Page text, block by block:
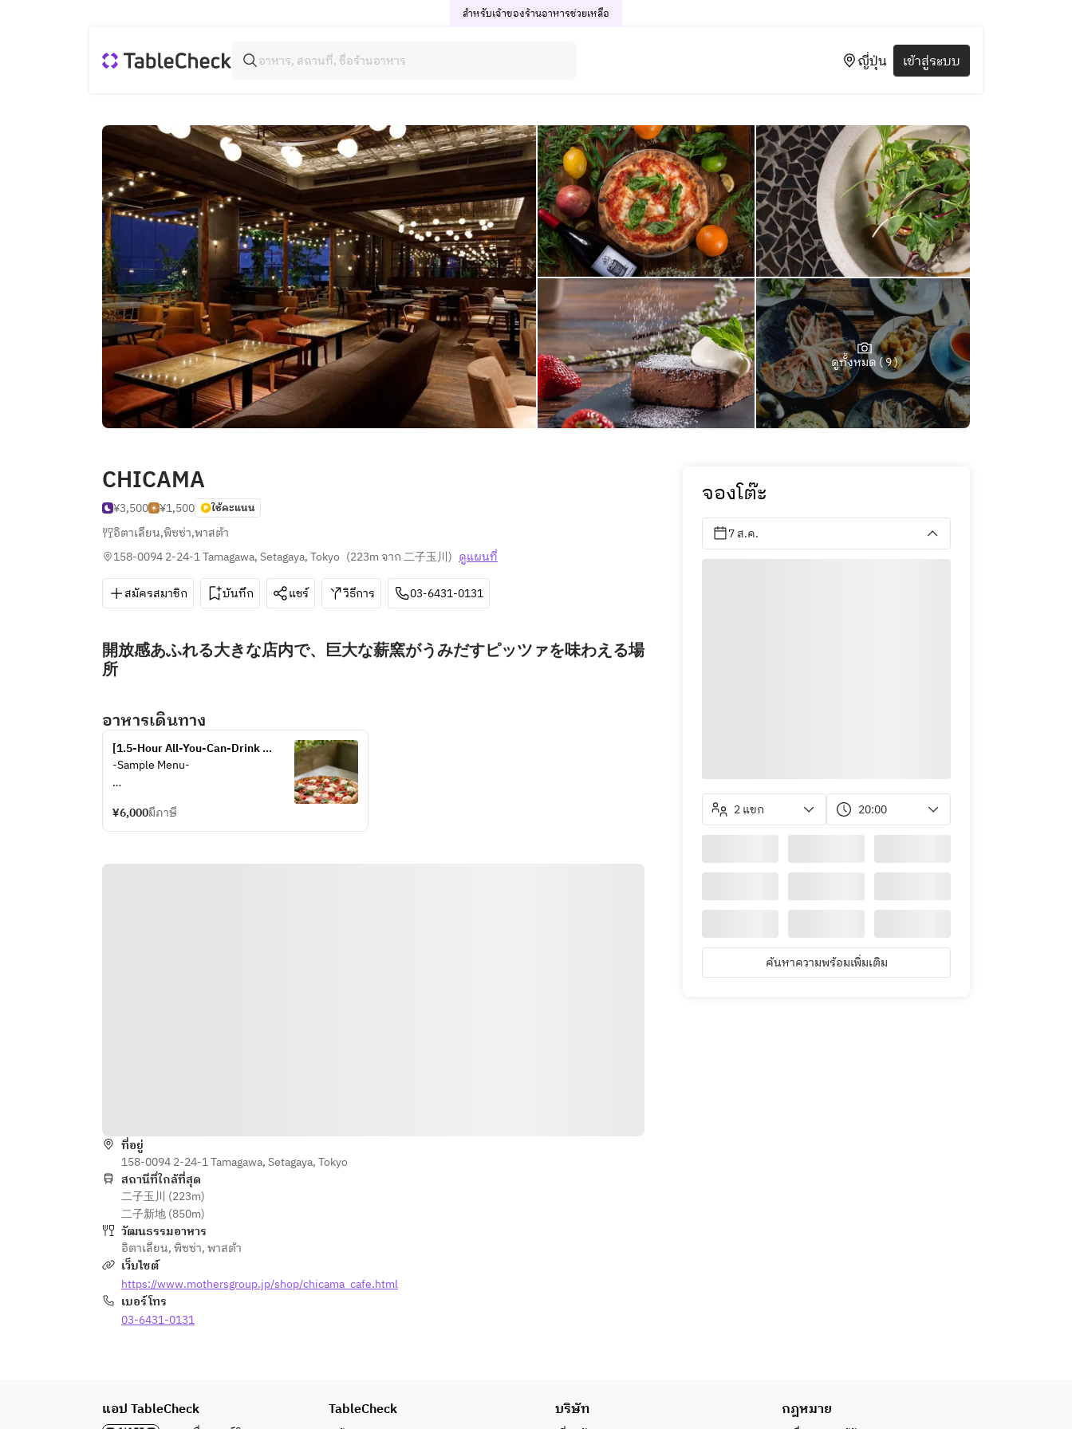
สำหรับเจ้าของร้านอาหารช่วยเหลือ
ญี่ปุ่น เข้าสู่ระบบ
ดูทั้งหมด ( 9 )
CHICAMA
¥3,500 ¥1,500 ใช้คะแนน
อิตาเลียน,พิซซ่า,พาสต้า
158-0094 2-24-1 Tamagawa, Setagaya, Tokyo (223m จาก 二子玉川) ดูแผนที่
สมัครสมาชิก บันทึก แชร์ วิธีการ 03-6431-0131
開放感あふれる大きな店内で、巨大な薪窯がうみだすピッツァを味わえる場
所
อาหารเดินทาง
[1.5-Hour All-You-Can-Drink
Package with 8 Shared Plates]
-Sample Menu-
Italian Prosciutto
・Today’s Pasta
Examples: Bolognese with
domestic beef (topped with plenty
of Parmigiano-Reggiano), Hokkaido
Pacific saury peperoncino, etc.
【FREE DRINK SELECTION】
Sparkling wine for a toast
Red wine, white wine
Beer (Heartland)
Highballs
Various sours (Lemon Sour, Oolong
Various soft drinks
¥6,000มีภาษี
ที่อยู่
158-0094 2-24-1 Tamagawa, Setagaya, Tokyo
สถานีที่ใกล้ที่สุด
二子玉川 (223m)
二子新地 (850m)
วัฒนธรรมอาหาร
อิตาเลียน, พิซซ่า, พาสต้า
เว็บไซต์
https://www.mothersgroup.jp/shop/chicama_cafe.html
เบอร์โทร
03-6431-0131
จองโต๊ะ
7 ส.ค.
2 แขก 20:00
ค้นหาความพร้อมเพิ่มเติม
แอป TableCheck TableCheck บริษัท กฎหมาย